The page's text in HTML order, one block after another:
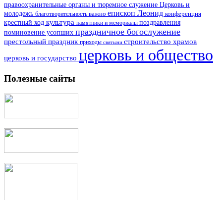
правоохранительные органы и тюремное служение Церковь и
молодежь благотворительность важно епископ Леонид конференция
крестный ход культура памятники и мемориалы поздравления
поминовение усопших праздничное богослужение
престольный праздник приходы святыни строительство храмов
церковь и государство церковь и общество
Полезные сайты